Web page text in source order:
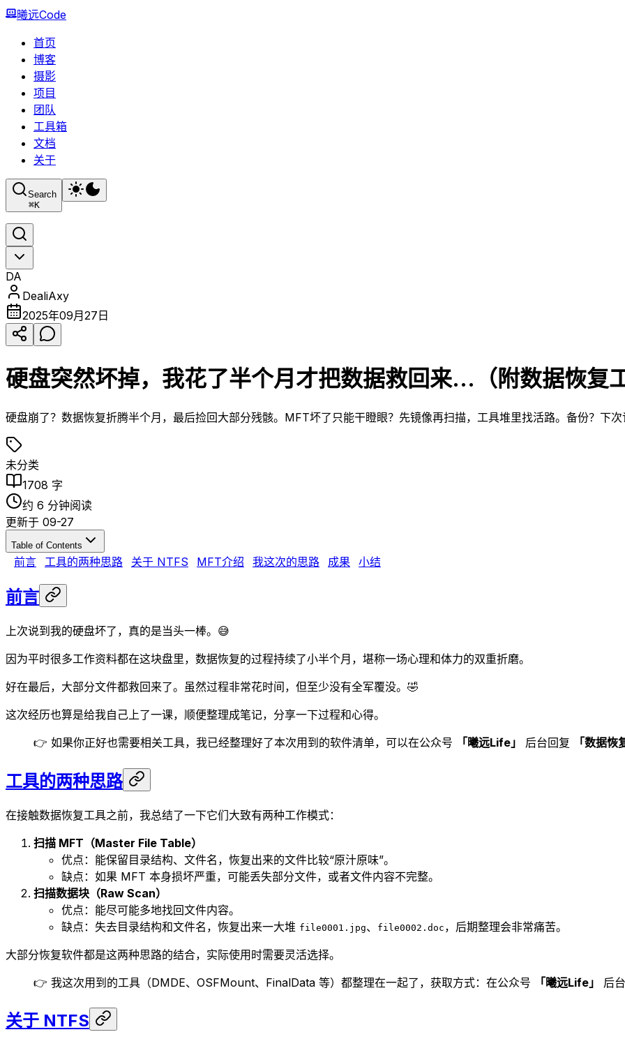
曦远Code
首页
博客
摄影
项目
团队
工具箱
文档
关于
Search
⌘K
DA
DealiAxy
2025年09月27日
硬盘突然坏掉，我花了半个月才把数据救回来…（附数据恢复工
硬盘崩了？数据恢复折腾半个月，最后捡回大部分残骸。MFT坏了只能干瞪眼？先镜像再扫描，工具堆里找活路。备份？下次
未分类
1708 字
约 6 分钟阅读
更新于 09-27
Table of Contents
前言 工具的两种思路 关于 NTFS MFT介绍 我这次的思路 成果 小结
前言
上次说到我的硬盘坏了，真的是当头一棒。😅
因为平时很多工作资料都在这块盘里，数据恢复的过程持续了小半个月，堪称一场心理和体力的双重折磨。
好在最后，大部分文件都救回来了。虽然过程非常花时间，但至少没有全军覆没。🤣
这次经历也算是给我自己上了一课，顺便整理成笔记，分享一下过程和心得。
👉 如果你正好也需要相关工具，我已经整理好了本次用到的软件清单，可以在公众号
「曦远Life」 后台回复 「数据恢
工具的两种思路
在接触数据恢复工具之前，我总结了一下它们大致有两种工作模式：
扫描 MFT（Master File Table）
优点：能保留目录结构、文件名，恢复出来的文件比较“原汁原味”。
缺点：如果 MFT 本身损坏严重，可能丢失部分文件，或者文件内容不完整。
扫描数据块（Raw Scan）
优点：能尽可能多地找回文件内容。
缺点：失去目录结构和文件名，恢复出来一大堆 file0001.jpg、 file0002.doc ，后期整理会非常痛苦。
大部分恢复软件都是这两种思路的结合，实际使用时需要灵活选择。
👉 我这次用到的工具（DMDE、OSFMount、FinalData 等）都整理在一起了，获取方式：在公众号
「曦远Life」 后
关于 NTFS